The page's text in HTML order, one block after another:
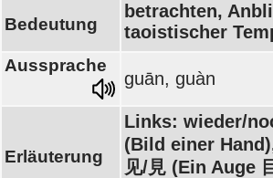
Bedeutung
betrachten,
taoistischer
Aussprache
guān, guàn
Erläuterung
Links: wieder/
(Bild einer
见/見 (Ein Auge